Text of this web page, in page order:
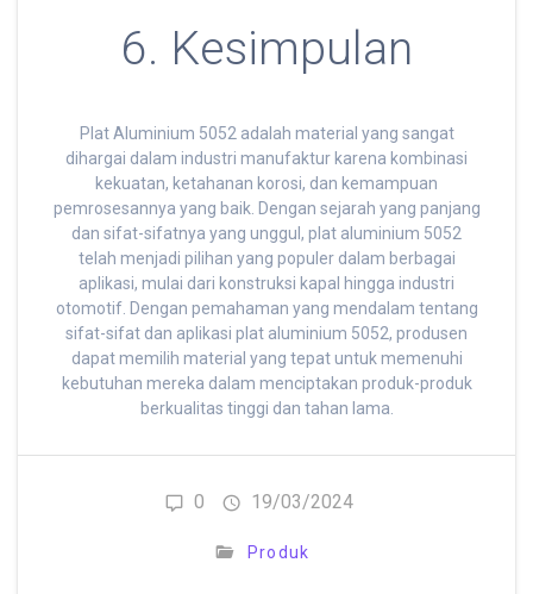
6. Kesimpulan
Plat Aluminium 5052 adalah material yang sangat
dihargai dalam industri manufaktur karena kombinasi
kekuatan, ketahanan korosi, dan kemampuan
pemrosesannya yang baik. Dengan sejarah yang panjang
dan sifat-sifatnya yang unggul, plat aluminium 5052
telah menjadi pilihan yang populer dalam berbagai
aplikasi, mulai dari konstruksi kapal hingga industri
otomotif. Dengan pemahaman yang mendalam tentang
sifat-sifat dan aplikasi plat aluminium 5052, produsen
dapat memilih material yang tepat untuk memenuhi
kebutuhan mereka dalam menciptakan produk-produk
berkualitas tinggi dan tahan lama.
0 19/03/2024
Produk